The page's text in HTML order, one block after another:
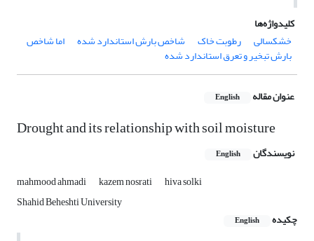
کلیدواژه‌ها
خشکسالی
رطوبت خاک شاخص بارش استاندارد شده اما شاخص
بارش تبخیر و تعرق استاندارد شده
عنوان مقاله English
Drought and its relationship with soil moisture
نویسندگان English
mahmood ahmadi kazem nosrati
hiva solki
Shahid Beheshti University
چکیده
English